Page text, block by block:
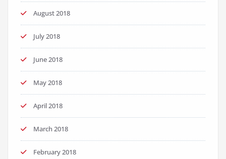
August 2018
July 2018
June 2018
May 2018
April 2018
March 2018
February 2018